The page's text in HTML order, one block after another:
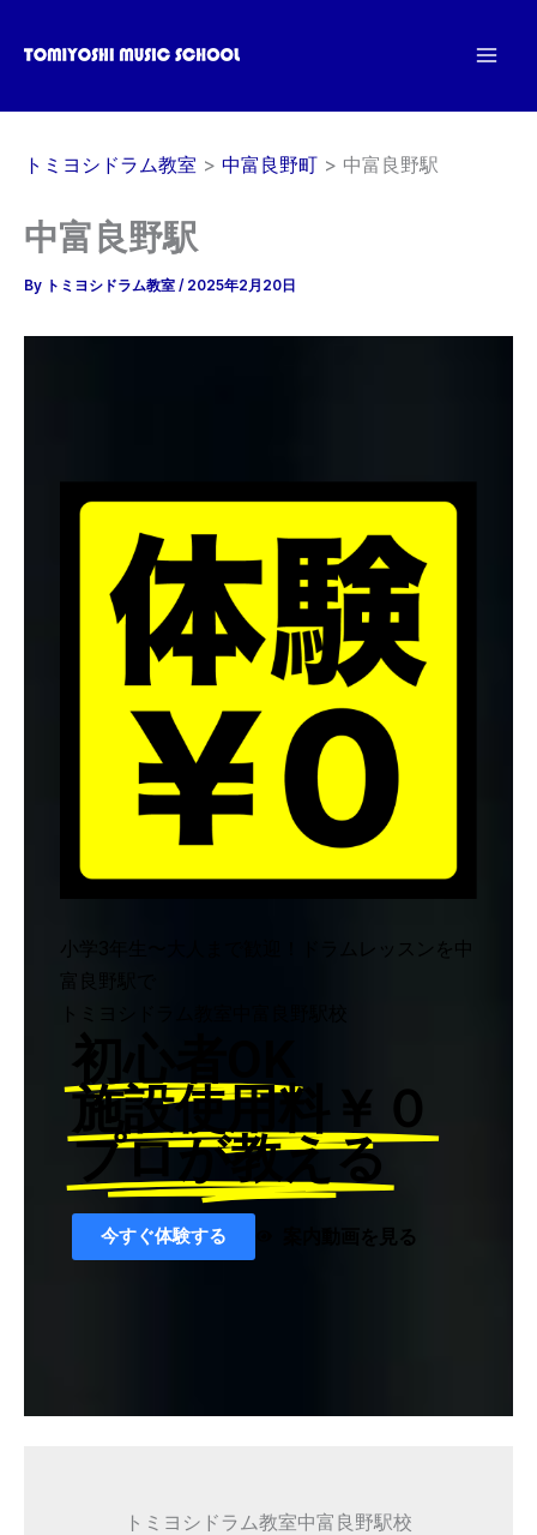
ス
トミヨシドラム教室 中富良野町 中富良野駅
中富良野駅
By トミヨシドラム教室 / 2025年2月20日
小学3年生〜大人まで歓迎！ドラムレッスンを中
富良野駅で
初心者OK
施設使用料￥０
プロが教える
今すぐ体験する 案内動画を見る
トミヨシドラム教室中富良野駅校